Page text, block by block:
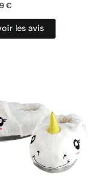
€
les avis